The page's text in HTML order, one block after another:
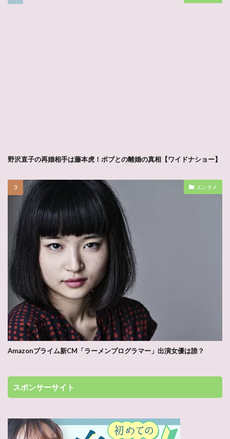
野沢直子の再婚相手は藤本虎！ボブとの離婚の真相【ワイドナショー】
エンタメ
Amazonプライム新CM「ラーメンプログラマー」出演女優は誰？
スポンサーサイト